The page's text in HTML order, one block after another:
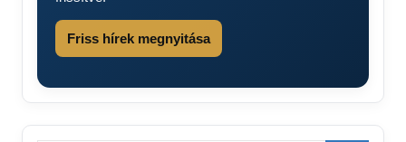
Friss hírek megnyitása